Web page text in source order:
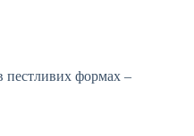
пестливих формах –